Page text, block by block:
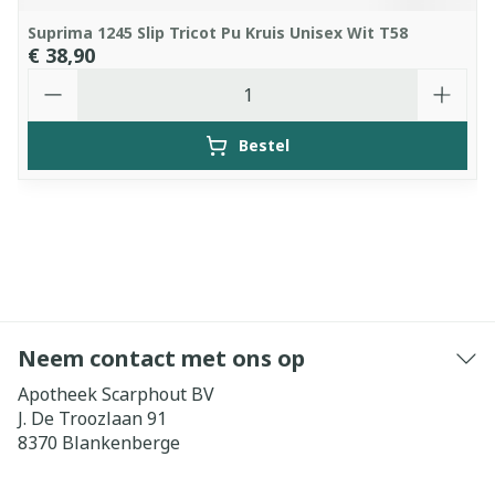
Suprima 1245 Slip Tricot Pu Kruis Unisex Wit T58
€ 38,90
Bestel
Neem contact met ons op
Apotheek Scarphout BV
J. De Troozlaan 91
8370 Blankenberge